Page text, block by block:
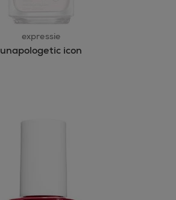
expressie
unapologetic icon